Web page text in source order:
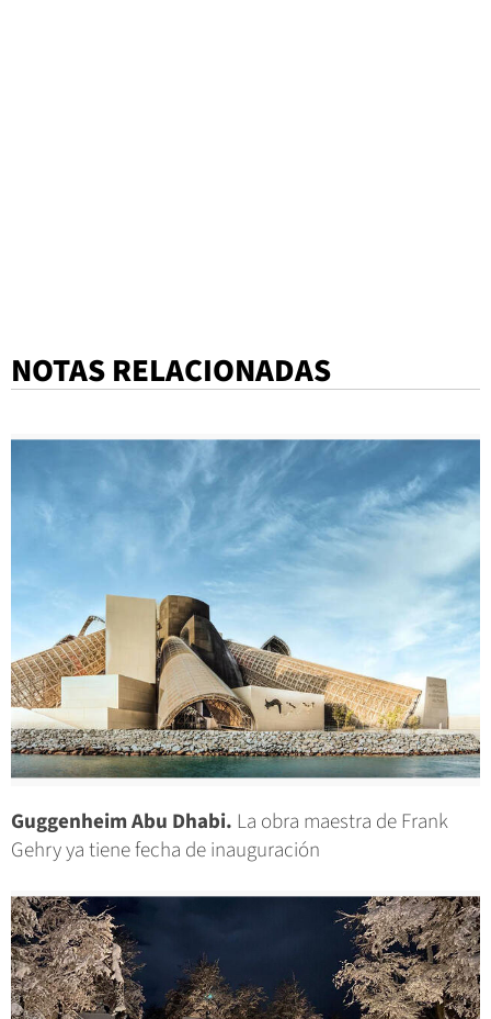
NOTAS RELACIONADAS
Guggenheim Abu Dhabi. La obra maestra de Frank
Gehry ya tiene fecha de inauguración